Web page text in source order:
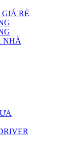
RẺ
NHÀ